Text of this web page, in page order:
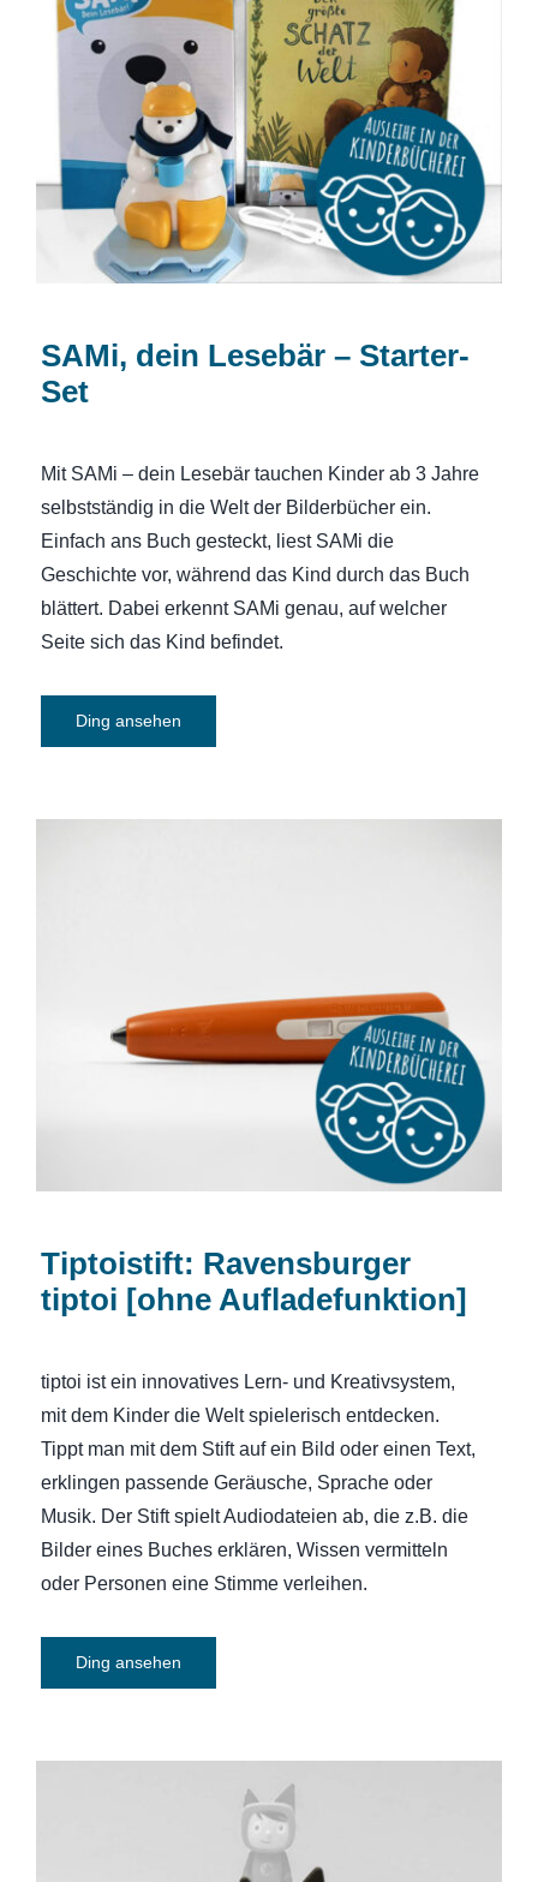
SAMi, dein Lesebär – Starter-Set
SAMi, dein Lesebär – Starter-
Set
Mit SAMi – dein Lesebär tauchen Kinder ab 3 Jahre
selbstständig in die Welt der Bilderbücher ein.
Einfach ans Buch gesteckt, liest SAMi die
Geschichte vor, während das Kind durch das Buch
blättert. Dabei erkennt SAMi genau, auf welcher
Seite sich das Kind befindet.
Ding ansehen
Tiptoistift: Ravensburger tiptoi [ohne
Aufladefunktion]
Tiptoistift: Ravensburger
tiptoi [ohne Aufladefunktion]
tiptoi ist ein innovatives Lern- und Kreativsystem,
mit dem Kinder die Welt spielerisch entdecken.
Tippt man mit dem Stift auf ein Bild oder einen Text,
erklingen passende Geräusche, Sprache oder
Musik. Der Stift spielt Audiodateien ab, die z.B. die
Bilder eines Buches erklären, Wissen vermitteln
oder Personen eine Stimme verleihen.
Ding ansehen